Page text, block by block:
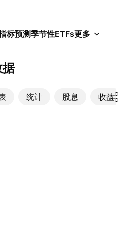
标预测季节性ETFs更多
统计 股息 收益